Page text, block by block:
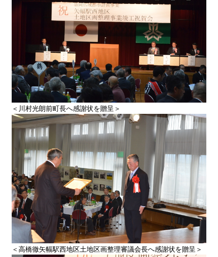
＜川村光朗前町長へ感謝状を贈呈＞
＜高橋徹矢幅駅西地区土地区画整理審議会長へ感謝状を贈呈＞